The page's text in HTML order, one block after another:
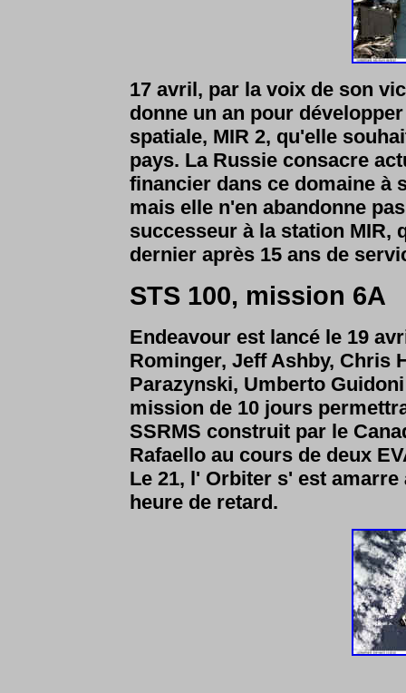
17 avril, par la voix de son
donne un an pour
spatiale, MIR 2, qu'elle
pays. La Russie consacre
financier dans ce domaine à
mais elle n'en abandonne
successeur à la station MIR,
dernier après 15 ans de
STS 100, mission 6A
Endeavour est lancé le 19
Rominger, Jeff Ashby, Chris
Parazynski, Umberto
mission de 10 jours
SSRMS construit par le
Rafaello au cours de deux
Le 21, l' Orbiter s' est amarre
heure de retard.